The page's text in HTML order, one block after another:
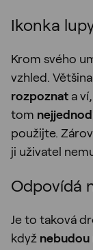
Ikonka
Krom svého
vzhled.
rozpoznat a
tom
použijte.
ji uživatel
Odpovídá
Je to taková
když nebudou